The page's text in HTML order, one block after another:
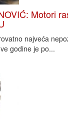
Motori
najveća
godine je po...